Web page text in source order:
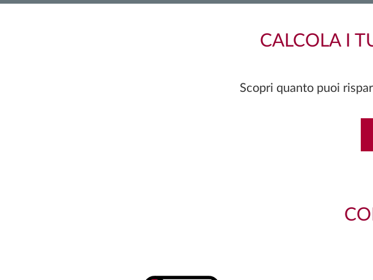
CALCOLA I
Scopri quanto puoi